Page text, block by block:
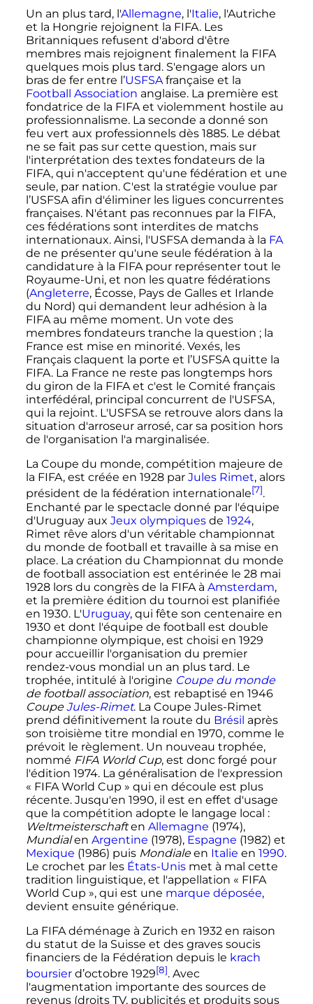
Un an plus tard, l'Allemagne, l'Italie, l'Autriche
et la Hongrie rejoignent la FIFA. Les
Britanniques refusent d'abord d'être
membres mais rejoignent finalement la FIFA
quelques mois plus tard. S'engage alors un
bras de fer entre l’USFSAfrançaise et la
Football Association anglaise. La première est
fondatrice de la FIFA et violemment hostile au
professionnalisme. La seconde a donné son
feu vert aux professionnels dès 1885. Le débat
ne se fait pas sur cette question, mais sur
l'interprétation des textes fondateurs de la
FIFA, qui n'acceptent qu'une fédération et une
seule, par nation. C'est la stratégie voulue par
l’USFSA afin d'éliminer les ligues concurrentes
françaises. N'étant pas reconnues par la FIFA,
ces fédérations sont interdites de matchs
internationaux. Ainsi, l'USFSA demanda à la FA
de ne présenter qu'une seule fédération à la
candidature à la FIFA pour représenter tout le
Royaume-Uni, et non les quatre fédérations
(Angleterre, Écosse, Pays de Galles et Irlande
du Nord) qui demandent leur adhésion à la
FIFA au même moment. Un vote des
membres fondateurs tranche la question ; la
France est mise en minorité. Vexés, les
Français claquent la porte et l’USFSA quitte la
FIFA. La France ne reste pas longtemps hors
du giron de la FIFA et c'est le Comité français
interfédéral, principal concurrent de l'USFSA,
qui la rejoint. L'USFSA se retrouve alors dans la
situation d'arroseur arrosé, car sa position hors
de l'organisation l'a marginalisée.
La Coupe du monde, compétition majeure de
la FIFA, est créée en 1928 par Jules Rimet, alors
président de la fédération internationale[7].
Enchanté par le spectacle donné par l'équipe
d'Uruguay aux Jeux olympiquesde 1924,
Rimet rêve alors d'un véritable championnat
du monde de football et travaille à sa mise en
place. La création du Championnat du monde
de football association est entérinée le 28 mai
1928lors du congrès de la FIFA à Amsterdam,
et la première édition du tournoi est planifiée
en 1930. L'Uruguay, qui fête son centenaire en
1930 et dont l'équipe de football est double
championne olympique, est choisi en 1929
pour accueillir l'organisation du premier
rendez-vous mondial un an plus tard. Le
trophée, intitulé à l'origine Coupe du monde
de football association, est rebaptisé en 1946
CoupeJules-Rimet. La Coupe Jules-Rimet
prend définitivement la route du Brésil après
son troisième titre mondial en 1970, comme le
prévoit le règlement. Un nouveau trophée,
nommé FIFA World Cup, est donc forgé pour
l'édition 1974. La généralisation de l'expression
« FIFA World Cup » qui en découle est plus
récente. Jusqu'en 1990, il est en effet d'usage
que la compétition adopte le langage local :
Weltmeisterschaften Allemagne (1974),
Mundialen Argentine (1978), Espagne (1982) et
Mexique (1986) puis Mondialeen Italie en 1990.
Le crochet par les États-Unismet à mal cette
tradition linguistique, et l'appellation « FIFA
World Cup », qui est une marque déposée,
devient ensuite générique.
La FIFA déménage à Zurich en 1932 en raison
du statut de la Suisse et des graves soucis
financiers de la Fédération depuis le krach
boursierd’octobre 1929[8]. Avec
l'augmentation importante des sources de
revenus (droits TV, publicités et produits sous